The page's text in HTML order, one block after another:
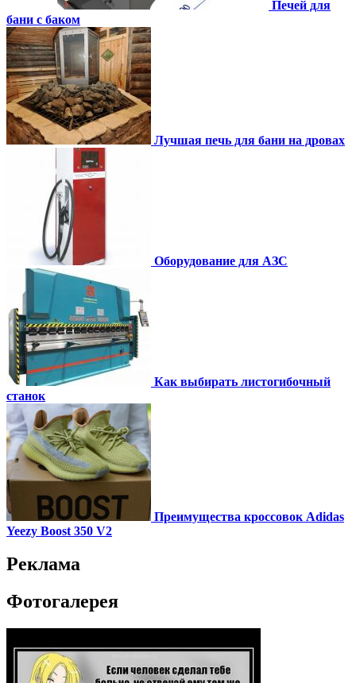
Печей для
бани с баком
Лучшая печь для бани на дровах
Оборудование для АЗС
Как выбирать листогибочный
станок
Преимущества кроссовок Adidas
Yeezy Boost 350 V2
Реклама
Фотогалерея